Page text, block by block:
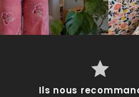
Ils nous